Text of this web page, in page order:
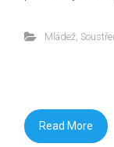
Mládež,
Read More